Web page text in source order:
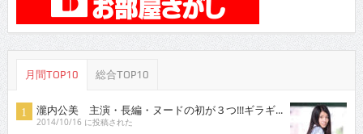
月間TOP10 総合TOP10
瀧内公美 主演・長編・ヌードの初が３つ!!!ギラギ...
2014/10/16 に投稿された